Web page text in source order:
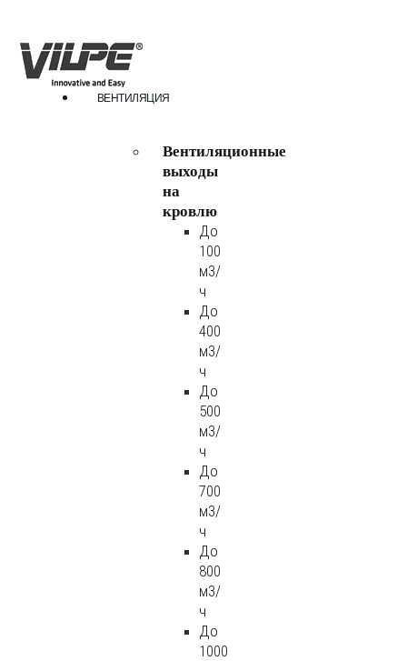
ВЕНТИЛЯЦИЯ
Вентиляционные
выходы
на
кровлю
До
100
м3/
ч
До
400
м3/
ч
До
500
м3/
ч
До
700
м3/
ч
До
800
м3/
ч
До
1000